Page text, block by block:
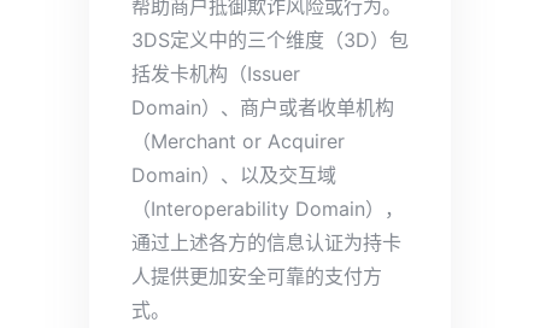
帮助商户抵御欺诈风险或行为。
3DS定义中的三个维度（3D）包
括发卡机构（Issuer
Domain）、商户或者收单机构
（Merchant or Acquirer
Domain）、以及交互域
（Interoperability Domain），
通过上述各方的信息认证为持卡
人提供更加安全可靠的支付方
式。